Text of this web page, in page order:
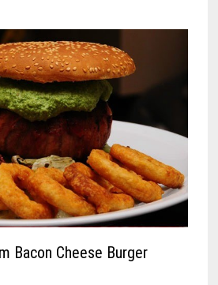
Bacon Cheese Burger